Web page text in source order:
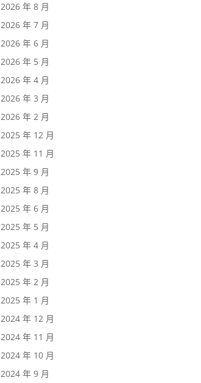
2026 年 8 月
2026 年 7 月
2026 年 6 月
2026 年 5 月
2026 年 4 月
2026 年 3 月
2026 年 2 月
2025 年 12 月
2025 年 11 月
2025 年 9 月
2025 年 8 月
2025 年 6 月
2025 年 5 月
2025 年 4 月
2025 年 3 月
2025 年 2 月
2025 年 1 月
2024 年 12 月
2024 年 11 月
2024 年 10 月
2024 年 9 月